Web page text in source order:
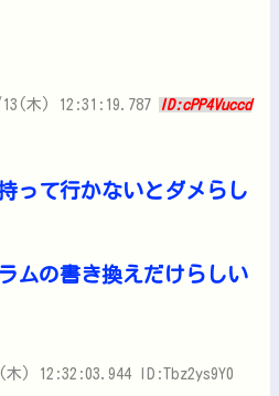
13(木) 12:31:19.787 ID:cPP4Vuccd
って行かないとダメらし
ムの書き換えだけらしい
木) 12:32:03.944 ID:Tbz2ys9Y0